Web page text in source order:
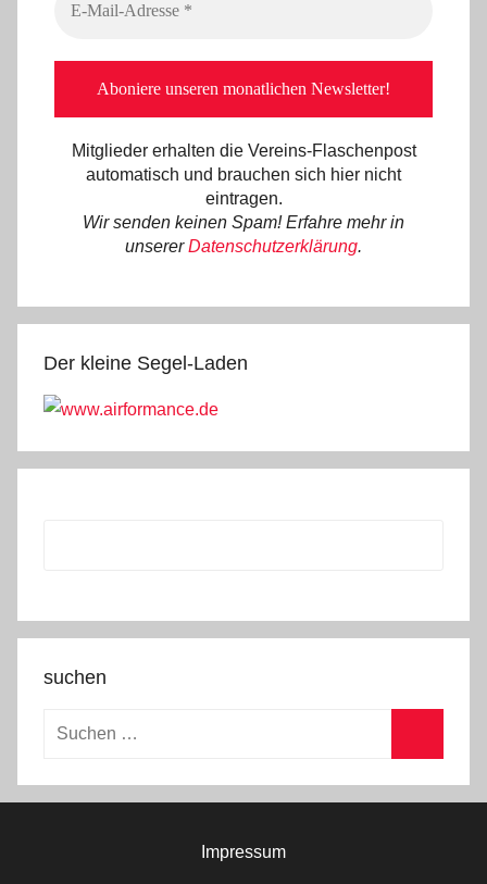
Mitglieder erhalten die Vereins-Flaschenpost
automatisch und brauchen sich hier nicht
eintragen.
Wir senden keinen Spam! Erfahre mehr in
unsererDatenschutzerklärung.
Der kleine Segel-Laden
suchen
Suchen
Impressum